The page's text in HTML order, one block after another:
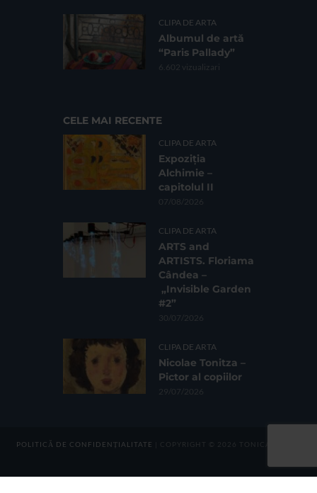
CLIPA DE ARTA
Albumul de artă
“Paris Pallady”
6.602 vizualizari
CELE MAI RECENTE
CLIPA DE ARTA
Expoziția
Alchimie –
capitolul II
07/08/2026
CLIPA DE ARTA
ARTS and
ARTISTS. Floriama
Cândea –
„Invisible Garden
#2”
30/07/2026
CLIPA DE ARTA
Nicolae Tonitza –
Pictor al copiilor
29/07/2026
POLITICĂ DE CONFIDENȚIALITATE | COPYRIGHT © 2026 TONICA GROUP